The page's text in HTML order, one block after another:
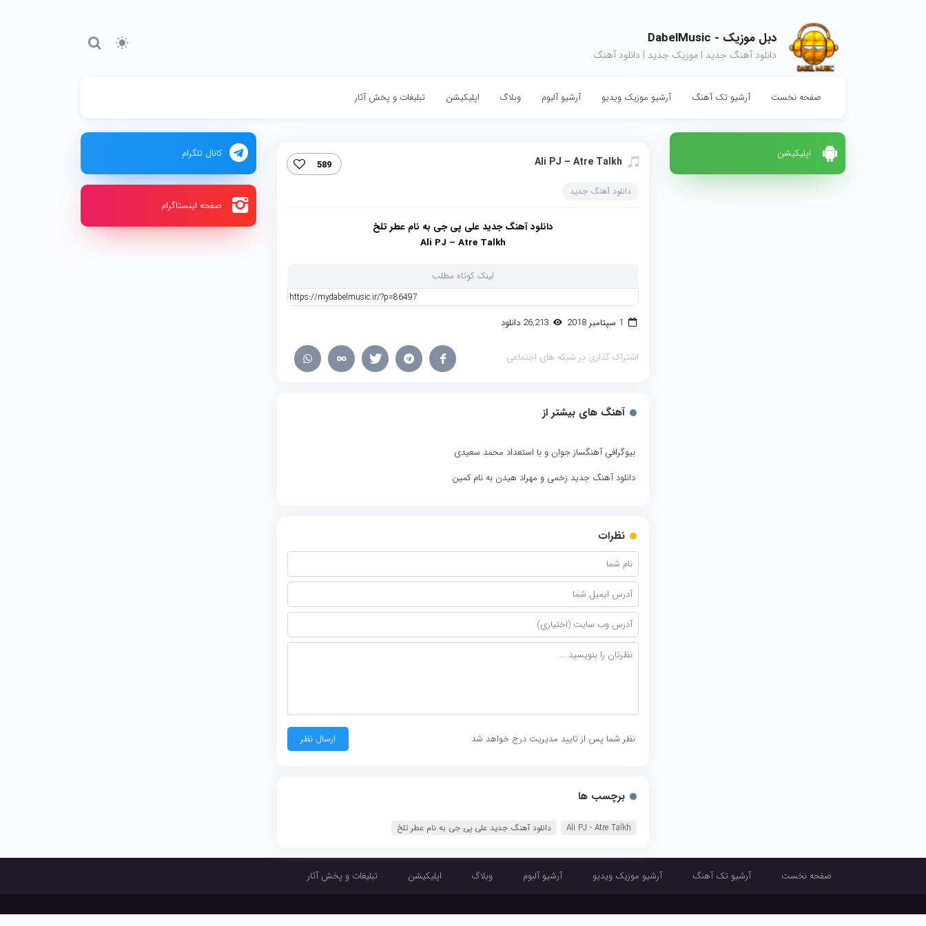
دبل موزیک - DabelMusic
دانلود آهنگ جدید | موزیک جدید | دانلود آهنگ
صفحه نخست آرشیو تک آهنگ آرشیو موزیک ویدیو آرشیو آلبوم وبلاگ اپلیکیشن تبلیغات و پخش آثار
اپلیکیشن
Ali PJ – Atre Talkh‏
589
دانلود آهنگ جدید
دانلود آهنگ جدید علی پی جی به نام عطر تلخ
Ali PJ – Atre Talkh
لینک کوتاه مطلب
اشتراک گذاری در شبکه های اجتماعی
آهنگ های بیشتر از
بیوگرافی آهنگساز جوان و با استعداد محمد سعیدی
دانلود آهنگ جدید زخمی و مهراد هیدن به نام کمین
نظرات
نظر شما پس از تایید مدیریت درج خواهد شد
برچسب ها
Ali PJ - Atre Talkh‏ دانلود آهنگ جدید علی پی جی به نام عطر تلخ
کانال تلگرام
صفحه اینستاگرام
صفحه نخست آرشیو تک آهنگ آرشیو موزیک ویدیو آرشیو آلبوم وبلاگ اپلیکیشن تبلیغات و پخش آثار